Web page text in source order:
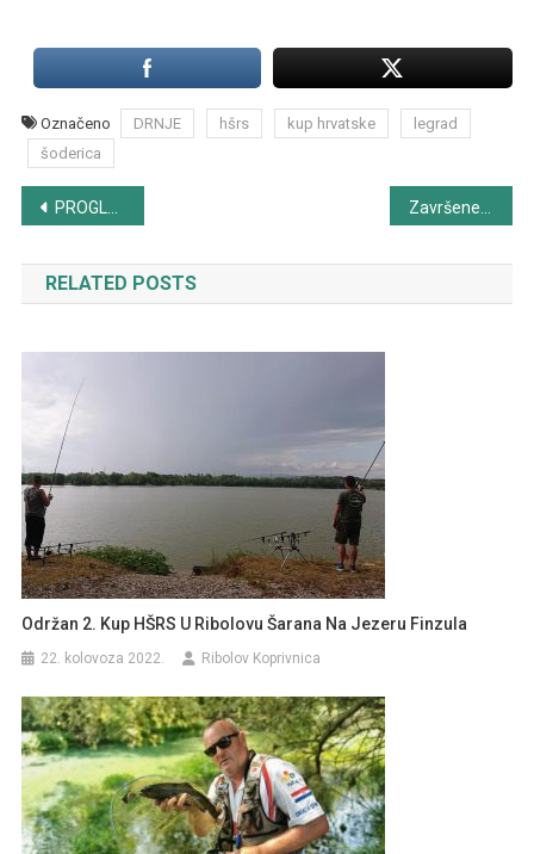
Označeno DRNJE hšrs kup hrvatske
legrad
šoderica
Navigacija
objava
PROGLAŠENI NAJUSPJEŠNIJI SPORTAŠI I SPORTSKE EKIPA GRADA KOPRIVNICE U 2018. GODINI
RELATED POSTS
Održan 2. Kup HŠRS U Ribolovu Šarana Na Jezeru Finzula
22. kolovoza 2022. Ribolov Koprivnica